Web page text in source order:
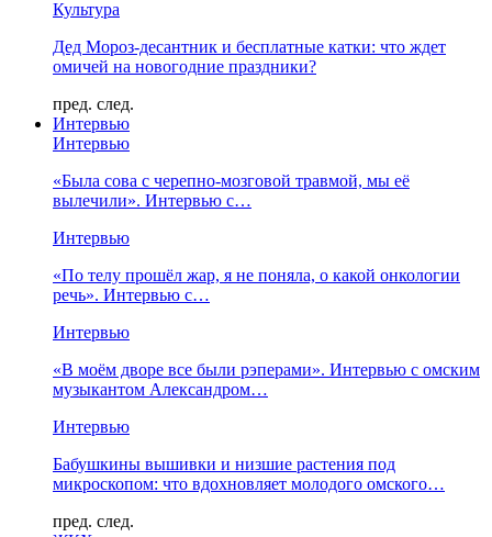
Культура
Дед Мороз-десантник и бесплатные катки: что ждет
омичей на новогодние праздники?
пред. след.
Интервью
Интервью
«Была сова с черепно-мозговой травмой, мы её
вылечили». Интервью с…
Интервью
«По телу прошёл жар, я не поняла, о какой онкологии
речь». Интервью с…
Интервью
«В моём дворе все были рэперами». Интервью с омским
музыкантом Александром…
Интервью
Бабушкины вышивки и низшие растения под
микроскопом: что вдохновляет молодого омского…
пред. след.